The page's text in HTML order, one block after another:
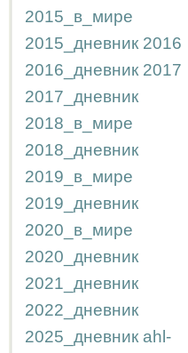
2015_в_мире
2015_дневник 2016
2016_дневник 2017
2017_дневник
2018_в_мире
2018_дневник
2019_в_мире
2019_дневник
2020_в_мире
2020_дневник
2021_дневник
2022_дневник
2025_дневник ahl-